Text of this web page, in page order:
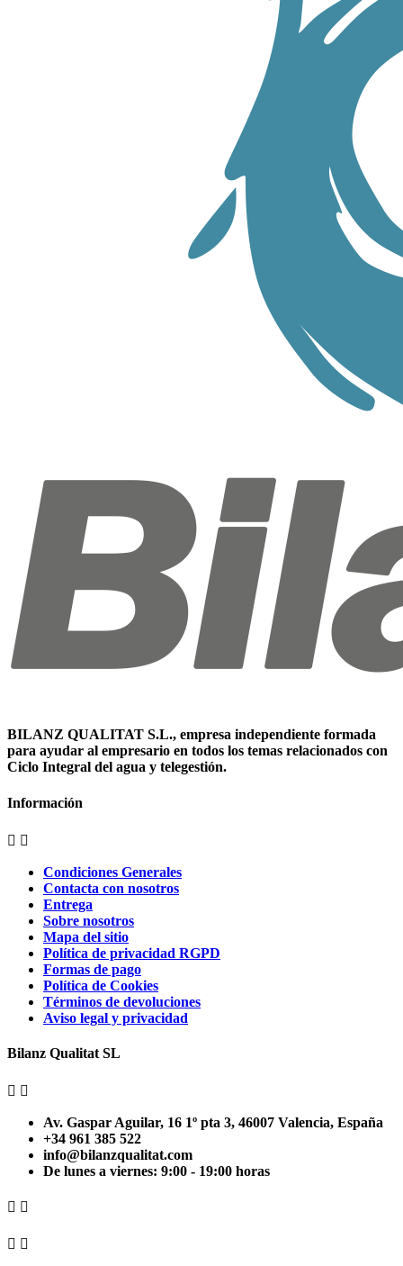
BILANZ QUALITAT S.L., empresa independiente formada
para ayudar al empresario en todos los temas relacionados con
Ciclo Integral del agua y telegestión.
Información
 
Condiciones Generales
Contacta con nosotros
Entrega
Sobre nosotros
Mapa del sitio
Política de privacidad RGPD
Formas de pago
Política de Cookies
Términos de devoluciones
Aviso legal y privacidad
Bilanz Qualitat SL
 
Av. Gaspar Aguilar, 16 1º pta 3, 46007 Valencia, España
+34 961 385 522
info@bilanzqualitat.com
De lunes a viernes: 9:00 - 19:00 horas
 
 